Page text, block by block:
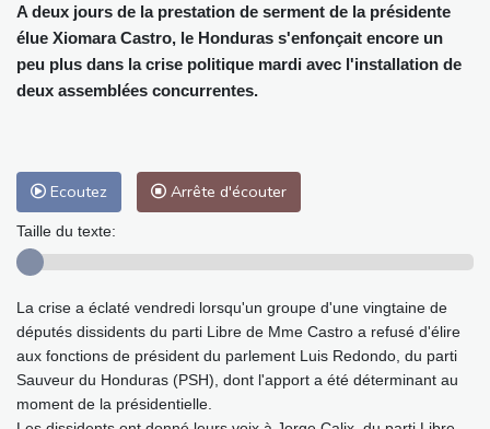
A deux jours de la prestation de serment de la présidente
élue Xiomara Castro, le Honduras s'enfonçait encore un
peu plus dans la crise politique mardi avec l'installation de
deux assemblées concurrentes.
Ecoutez Arrête d'écouter
Taille du texte:
La crise a éclaté vendredi lorsqu'un groupe d'une vingtaine de
députés dissidents du parti Libre de Mme Castro a refusé d'élire
aux fonctions de président du parlement Luis Redondo, du parti
Sauveur du Honduras (PSH), dont l'apport a été déterminant au
moment de la présidentielle.